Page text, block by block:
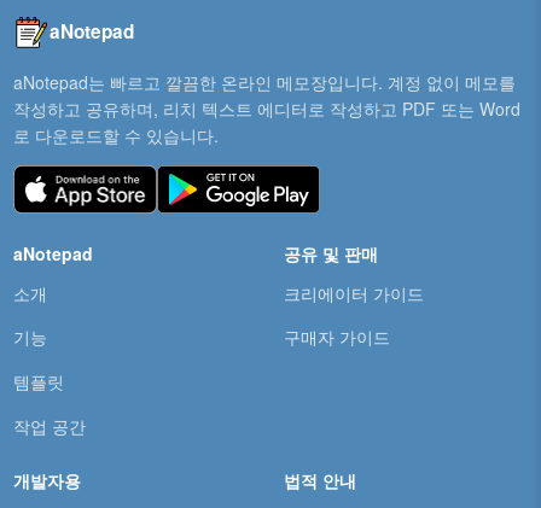
aNotepad
aNotepad는 빠르고 깔끔한 온라인 메모장입니다. 계정 없이 메모를
작성하고 공유하며, 리치 텍스트 에디터로 작성하고 PDF 또는 Word
로 다운로드할 수 있습니다.
aNotepad
소개
기능
템플릿
작업 공간
공유 및 판매
크리에이터 가이드
구매자 가이드
개발자용 법적 안내